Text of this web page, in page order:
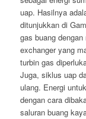
uap. Hasilnya
ditunjukkan di
gas buang
exchanger yang
turbin gas
Juga, siklus uap
ulang. Energi
dengan cara
saluran buang